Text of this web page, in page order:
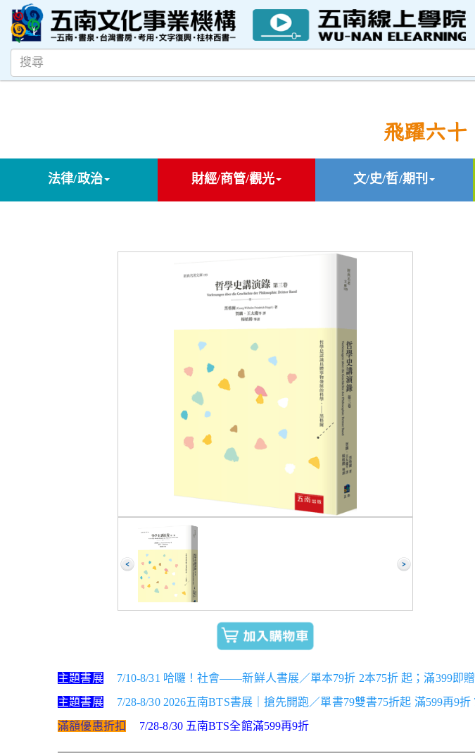
飛躍六
法律/政治 財經/商管/觀光 文/史/哲/期刊
主題書展
7/10-8/31 哈囉！社會——新鮮人書展／單本79折 2本75折 起；滿399即
主題書展
7/28-8/30 2026五南BTS書展｜搶先開跑／單書79雙書75折起 滿599再9
滿額優惠折扣
7/28-8/30 五南BTS全館滿599再9折